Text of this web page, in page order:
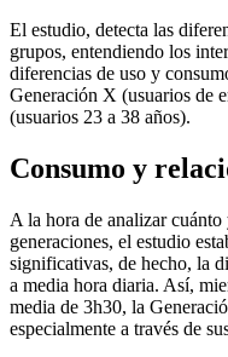
El estudio, detecta las
grupos, entendiendo los
diferencias de uso y
Generación X (usuarios de
(usuarios 23 a 38 años).
Consumo y
A la hora de analizar
generaciones, el estudio
significativas, de hecho, la
a media hora diaria. Así,
media de 3h30, la
especialmente a través de